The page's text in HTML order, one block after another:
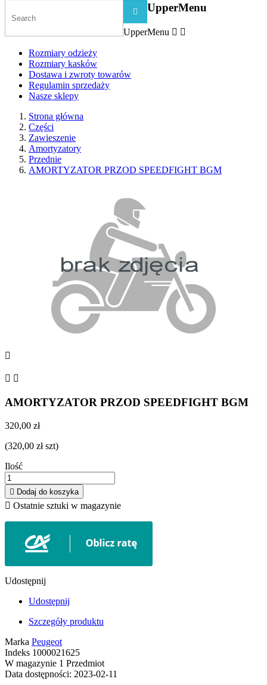
 UpperMenu
UpperMenu  
Rozmiary odzieży
Rozmiary kasków
Dostawa i zwroty towarów
Regulamin sprzedaży
Nasze sklepy
Strona główna
Części
Zawieszenie
Amortyzatory
Przednie
AMORTYZATOR PRZOD SPEEDFIGHT BGM

 
AMORTYZATOR PRZOD SPEEDFIGHT BGM
320,00 zł
(320,00 zł szt)
Ilość
 Dodaj do koszyka
 Ostatnie sztuki w magazynie
Udostępnij
Udostępnij
Szczegóły produktu
Marka Peugeot
Indeks 1000021625
W magazynie 1 Przedmiot
Data dostępności: 2023-02-11